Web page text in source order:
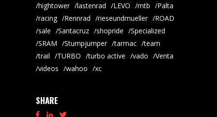
hightower
lastenrad LEVO mtb
Palta
racing
Rennrad rieseundmueller
ROAD
sale
Santacruz shopride
Specialized
SRAM
Stumpjumper tarmac
team
trail
TURBO turbo active vado
Venta
videos
wahoo xc
SHARE